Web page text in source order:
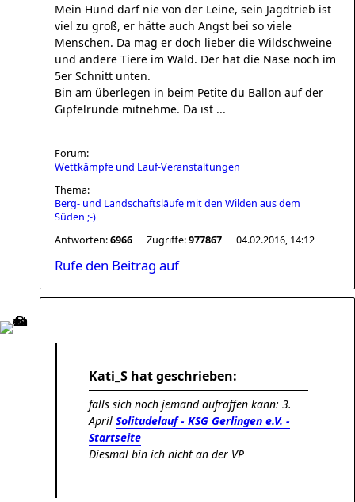
Mein Hund darf nie von der Leine, sein Jagdtrieb ist
viel zu groß, er hätte auch Angst bei so viele
Menschen. Da mag er doch lieber die Wildschweine
und andere Tiere im Wald. Der hat die Nase noch im
5er Schnitt unten.
Bin am überlegen in beim Petite du Ballon auf der
Gipfelrunde mitnehme. Da ist ...
Forum:
Wettkämpfe und Lauf-Veranstaltungen
Thema:
Berg- und Landschaftsläufe mit den Wilden aus dem
Süden ;-)
Antworten:6966 Zugriffe:977867 04.02.2016, 14:12
Rufe den Beitrag auf
Kati_S hat geschrieben:
falls sich noch jemand aufraffen kann: 3.
April Solitudelauf - KSG Gerlingen e.V. -
Startseite
Diesmal bin ich nicht an der VP